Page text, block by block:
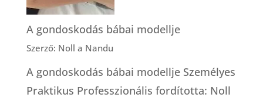
A gondoskodás bábai modellje
Szerző: Noll a Nandu
A gondoskodás bábai modellje Személyes
Praktikus Professzionális fordította: Noll